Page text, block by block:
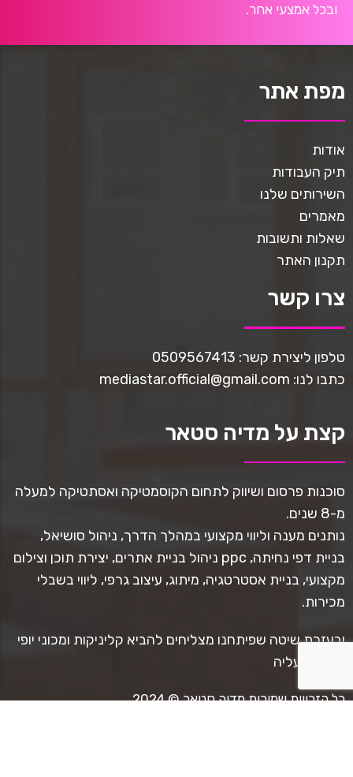
ובכל אמצעי אחר.
מפת אתר
אודות
תיק העבודות
השירותים שלנו
מאמרים
שאלות ותשובות
תקנון האתר
צרו קשר
טלפון ליצירת קשר: 0509567413
כתבו לנו: mediastar.official@gmail.com
קצת על מדיה סטאר
סוכנות פרסום ושיווק לתחום הקוסמטיקה ואסתטיקה למעלה
מ-8 שנים.
נותנים מענה וליווי מקצועי במהלך הדרך, ניהול סושיאל,
בניית דפי נחיתה, ppc ניהול בניית אתרים, יצירת תוכן וצילום
מקצועי, בניית אסטרטגיה, מיתוג, עיצוב גרפי, ליווי בשבלי
מכירות.
ובעזרת שיטה שפיתחנו מצליחים להביא קליניקות ומכוני יופי
למגמת עליה
כל הזכויות שמורות מדיה סטאר © 2024